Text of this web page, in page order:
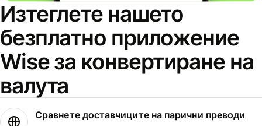
Изтеглете нашето
безплатно приложение
Wise за конвертиране на
валута
Сравнете доставчиците на парични преводи